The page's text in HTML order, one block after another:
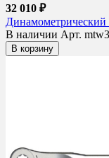
32 010 ₽
В наличии Арт.
В корзину